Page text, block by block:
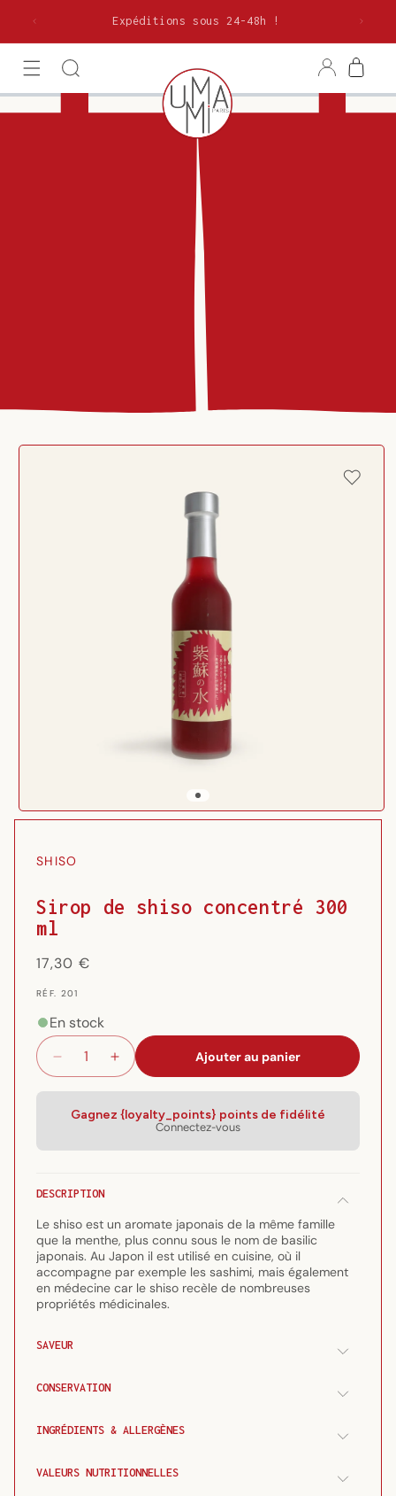
passer
Expéditions sous 24-48h !
ConnexionPanier
Passer aux
Ouvrir
une
fenêtre
modale
SHISO
Sirop de shiso concentré 300
ml
Prix
habituel
17,30 €
RÉF.
}}:
RÉF. 201
En stock
Réduire
la
de
de
concentré
ml
Augmenter
la
de
de
ml
Ajouter au panier
Gagnez {loyalty_points} points de fidélité
Connectez-vous
DESCRIPTION
Le shiso est un aromate japonais de la même famille
que la menthe, plus connu sous le nom de basilic
japonais. Au Japon il est utilisé en cuisine, où il
accompagne par exemple les sashimi, mais également
en médecine car le shiso recèle de nombreuses
propriétés médicinales.
SAVEUR
CONSERVATION
INGRÉDIENTS & ALLERGÈNES
VALEURS NUTRITIONNELLES